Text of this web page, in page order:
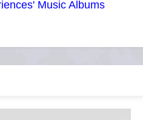
Music Albums